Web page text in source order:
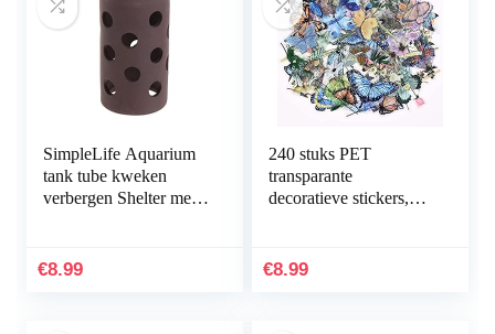
SimpleLife Aquarium
tank tube kweken
verbergen Shelter met
€8.99
240 stuks PET
transparante
decoratieve stickers,
voor DIY journaling
€8.99